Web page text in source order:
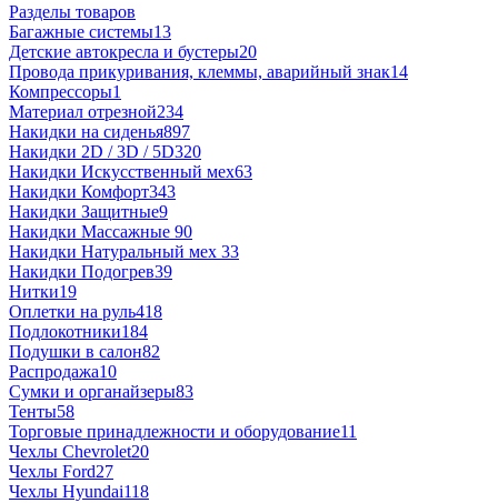
Разделы товаров
Багажные системы13
Детские автокресла и бустеры20
Провода прикуривания, клеммы, аварийный знак14
Компрессоры1
Материал отрезной234
Накидки на сиденья897
Накидки 2D / 3D / 5D320
Накидки Искусственный мех63
Накидки Комфорт343
Накидки Защитные9
Накидки Массажные 90
Накидки Натуральный мех 33
Накидки Подогрев39
Нитки19
Оплетки на руль418
Подлокотники184
Подушки в салон82
Распродажа10
Сумки и органайзеры83
Тенты58
Торговые принадлежности и оборудование11
Чехлы Chevrolet20
Чехлы Ford27
Чехлы Hyundai118